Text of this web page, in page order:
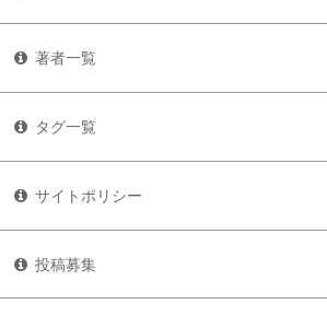
著者一覧
タグ一覧
サイトポリシー
投稿募集